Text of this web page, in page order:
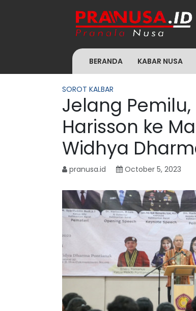
BERANDA KABAR NUSA
SOROT KALBAR
Jelang
Harisson ke
Widhya
pranusa.id October 5, 2023